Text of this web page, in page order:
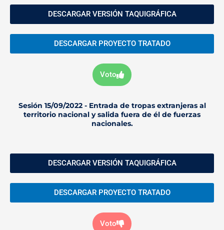
DESCARGAR VERSIÓN TAQUIGRÁFICA
DESCARGAR PROYECTO TRATADO
Voto
Sesión 15/09/2022 - Entrada de tropas extranjeras al
territorio nacional y salida fuera de él de fuerzas
nacionales.
DESCARGAR VERSIÓN TAQUIGRÁFICA
DESCARGAR PROYECTO TRATADO
Voto